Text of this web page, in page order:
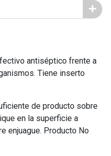
antiséptico frente a
Tiene inserto
de producto sobre
en la superficie a
enjuague. Producto No